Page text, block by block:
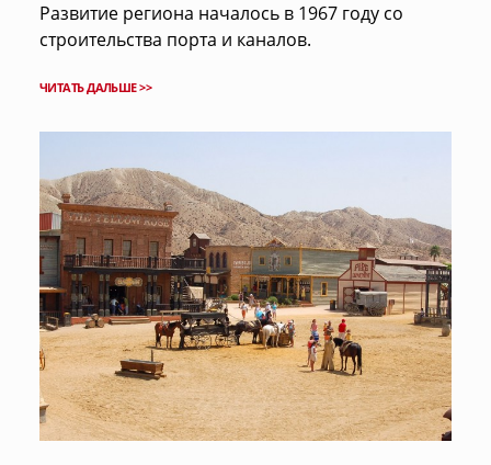
Развитие региона началось в 1967 году со
строительства порта и каналов.
ЧИТАТЬ ДАЛЬШЕ >>